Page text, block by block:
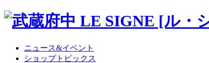
ニュース&イベント
ショップトピックス